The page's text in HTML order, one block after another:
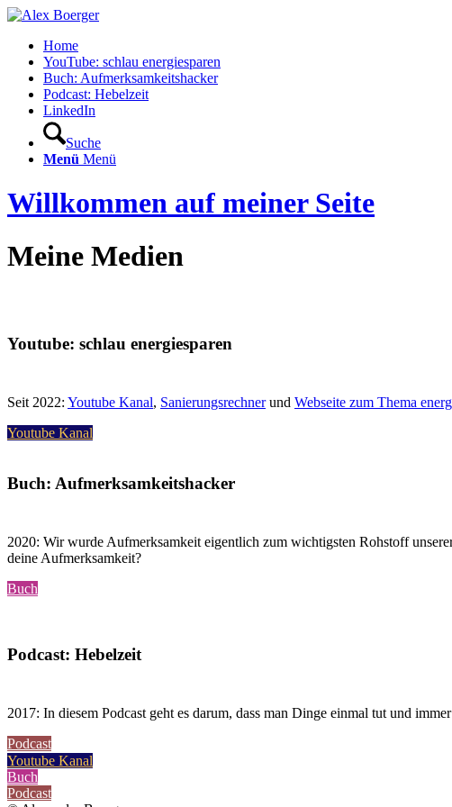
Home
YouTube: schlau energiesparen
Buch: Aufmerksamkeitshacker
Podcast: Hebelzeit
LinkedIn
Suche
Menü Menü
Willkommen auf meiner Seite
Meine Medien
Youtube: schlau energiesparen
Seit 2022: Youtube Kanal, Sanierungsrechnerund Webseite zum Thema
Youtube Kanal
Buch: Aufmerksamkeitshacker
2020: Wir wurde Aufmerksamkeit eigentlich zum wichtigsten Rohstoff
deine Aufmerksamkeit?
Buch
Podcast: Hebelzeit
2017: In diesem Podcast geht es darum, dass man Dinge einmal tut und
Podcast
Youtube Kanal
Buch
Podcast